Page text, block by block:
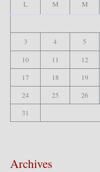
L M M
3
4 5
10
11 12
17
18 19
24
25 26
31
Archives